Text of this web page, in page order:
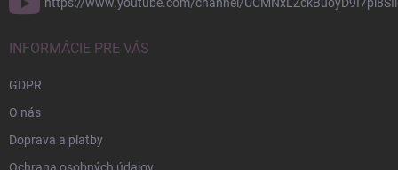
https://www.youtube.com/channel/
INFORMÁCIE PRE VÁS
GDPR
O nás
Doprava a platby